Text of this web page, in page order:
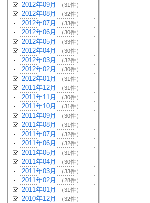
2012年09月 （31件）
2012年08月 （32件）
2012年07月 （33件）
2012年06月 （30件）
2012年05月 （33件）
2012年04月 （30件）
2012年03月 （32件）
2012年02月 （30件）
2012年01月 （31件）
2011年12月 （31件）
2011年11月 （30件）
2011年10月 （31件）
2011年09月 （30件）
2011年08月 （31件）
2011年07月 （32件）
2011年06月 （32件）
2011年05月 （31件）
2011年04月 （30件）
2011年03月 （33件）
2011年02月 （28件）
2011年01月 （31件）
2010年12月 （32件）